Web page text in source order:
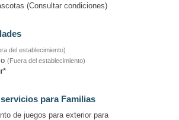
(Consultar condiciones)
del establecimiento)
(Fuera del establecimiento)
para Familias
de juegos para exterior para